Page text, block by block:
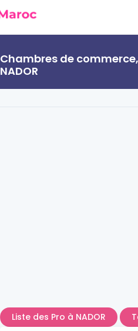
Chambres de
NADOR
Liste des Pro à NADOR